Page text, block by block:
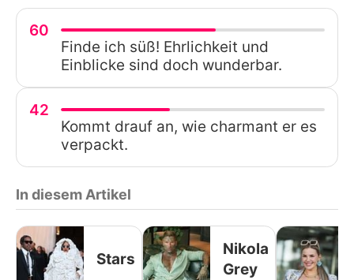
60
Finde ich süß! Ehrlichkeit und
Einblicke sind doch wunderbar.
42
Kommt drauf an, wie charmant er es
verpackt.
In diesem Artikel
Stars
Nikola
Grey